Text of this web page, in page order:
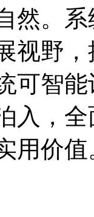
然。
视野
可智
入，
用价值